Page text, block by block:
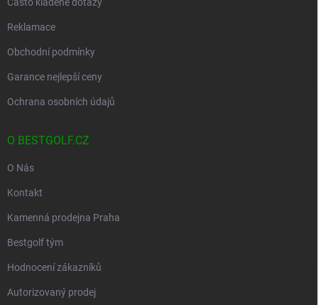
Reklamace
Obchodní podmínky
Garance nejlepší ceny
Ochrana osobních údajů
O BESTGOLF.CZ
O Nás
Kontakt
Kamenná prodejna Praha
Bestgolf tým
Hodnocení zákazníků
Autorizovaný prodej